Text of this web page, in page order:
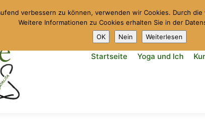
Startseite Yoga und Ich
verbessern zu können, verwenden wir Cookies. Durch
Weitere Informationen zu Cookies erhalten Sie in der
OK
Nein Weiterlesen